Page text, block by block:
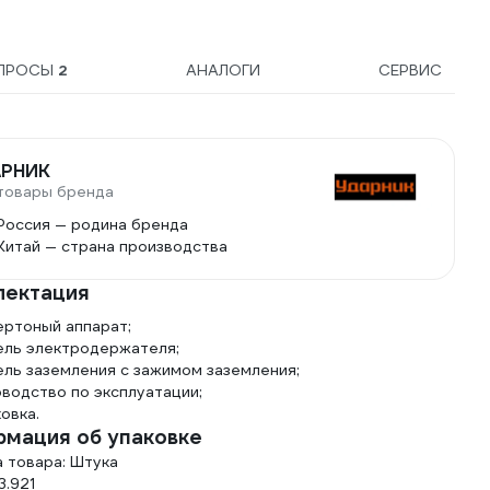
2 АНАЛОГИ СЕРВИС
бренда
— родина бренда
— страна производства
аппарат;
электродержателя;
заземления с зажимом заземления;
по эксплуатации;
об упаковке
товара: Штука